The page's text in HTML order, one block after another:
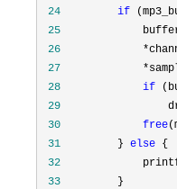
24
if
25
26
27
28
if
29
30
free
31
         }
else
32
33